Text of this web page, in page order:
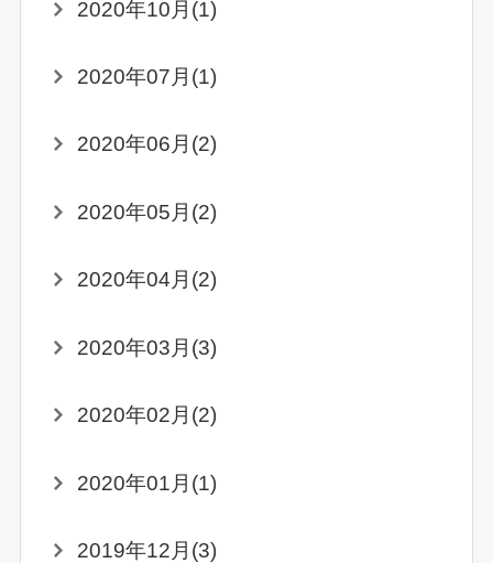
2020年10月(1)
2020年07月(1)
2020年06月(2)
2020年05月(2)
2020年04月(2)
2020年03月(3)
2020年02月(2)
2020年01月(1)
2019年12月(3)